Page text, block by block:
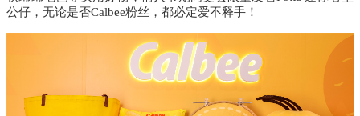
公仔，无论是否Calbee粉丝，都必定爱不释手！